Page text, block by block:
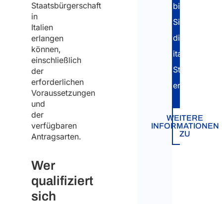
Staatsbürgerschaft
in
Italien
erlangen
können,
einschließlich
der
erforderlichen
Voraussetzungen
und
der
verfügbaren
Antragsarten.
Wer
qualifiziert
sich
bis
Sie
die
italienische
erhalten.
WEITERE
INFORMATIONEN
ZU
der